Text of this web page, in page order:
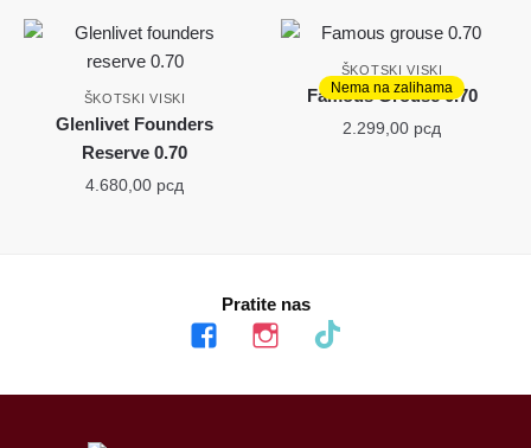
ŠKOTSKI VISKI
Glenlivet Founders
Reserve 0.70
4.680,00 рсд
Nema na zalihama
ŠKOTSKI VISKI
Famous Grouse 0.70
2.299,00 рсд
Pratite nas
facebook instagram tiktok